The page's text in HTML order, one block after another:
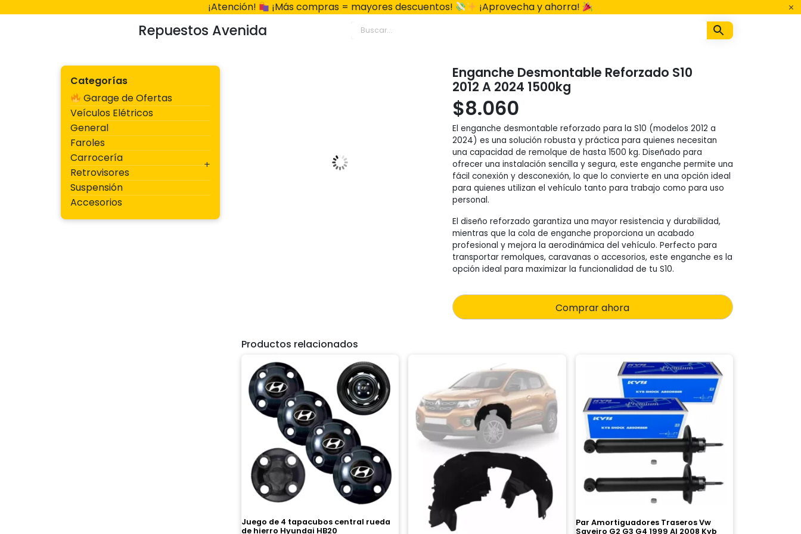
¡Atención! ¡Más compras = mayores descuentos! ¡Aprovecha y ahorra!
Repuestos Avenida
Categorías
Garage de Ofertas
Veículos Elétricos
General
Faroles
Carrocería
Retrovisores
Suspensión
Accesorios
Enganche Desmontable Reforzado S10
2012 A 2024 1500kg
$8.060
El enganche desmontable reforzado para la S10 (modelos 2012 a
2024) es una solución robusta y práctica para quienes necesitan
una capacidad de remolque de hasta 1500 kg. Diseñado para
ofrecer una instalación sencilla y segura, este enganche permite una
fácil conexión y desconexión, lo que lo convierte en una opción ideal
para quienes utilizan el vehículo tanto para trabajo como para uso
personal.
El diseño reforzado garantiza una mayor resistencia y durabilidad,
mientras que la cola de enganche proporciona un acabado
profesional y mejora la aerodinámica del vehículo. Perfecto para
transportar remolques, caravanas o accesorios, este enganche es la
opción ideal para maximizar la funcionalidad de tu S10.
Comprar ahora
Productos relacionados
Juego de 4 tapacubos central rueda
de hierro Hyundai HB20
Par Amortiguadores Traseros Vw
Saveiro G2 G3 G4 1999 Al 2008 Kyb